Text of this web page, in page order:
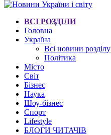
ВСІ РОЗДІЛИ
Головна
Україна
Всі новини розділу
Політика
Місто
Світ
Бізнес
Наука
Шоу-бізнес
Спорт
Lifestyle
БЛОГИ ЧИТАЧІВ